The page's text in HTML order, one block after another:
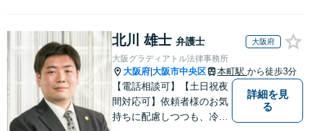
北川 雄士 弁護士 大阪府
大阪グラディアトル法律事務所
大阪府 大阪市中央区 本町駅 から徒歩3分
【電話相談可】【土日祝夜
間対応可】依頼者様のお気
持ちに配慮しつつも、冷静
詳細を見
る